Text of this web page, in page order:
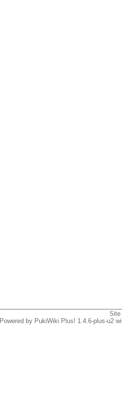
Powered by PukiWiki Plus! 1.4.6-plus-u2